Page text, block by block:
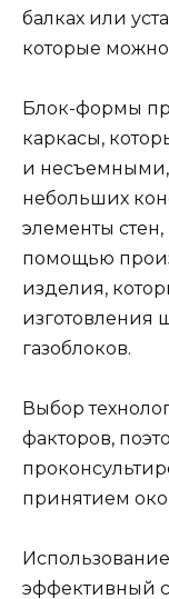
балках или
которые можно
Блок-формы
каркасы,
и несъемными,
небольших
элементы
помощью
изделия,
изготовления
газоблоков.
Выбор
факторов,
принятием
эффективный